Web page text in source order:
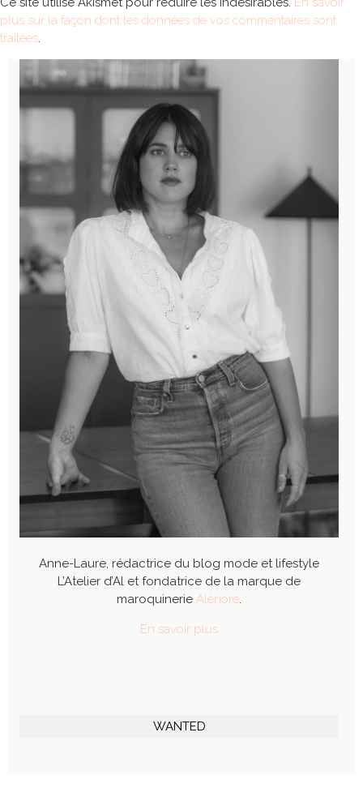
plus sur la façon dont les données de vos commentaires sont
traitées.
Anne-Laure, rédactrice du blog mode et lifestyle
L’Atelier d’Al et fondatrice de la marque de
maroquinerie Alénore.
En savoir plus
WANTED